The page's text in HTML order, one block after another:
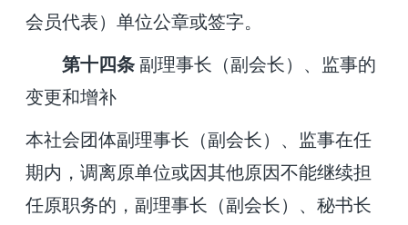
会员代表）单位公章或签字。
第十四条 副理事长（副会长）、监事的
变更和增补
本社会团体副理事长（副会长）、监事在任
期内，调离原单位或因其他原因不能继续担
任原职务的，副理事长（副会长）、秘书长